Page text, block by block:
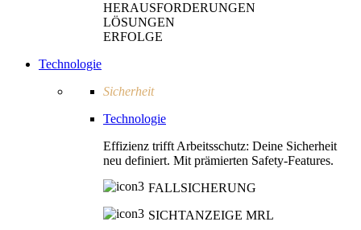
HERAUSFORDERUNGEN
LÖSUNGEN
ERFOLGE
Technologie
Sicherheit
Technologie
Effizienz trifft Arbeitsschutz: Deine Sicherheit
neu definiert. Mit prämierten Safety-Features.
FALLSICHERUNG
SICHTANZEIGE MRL